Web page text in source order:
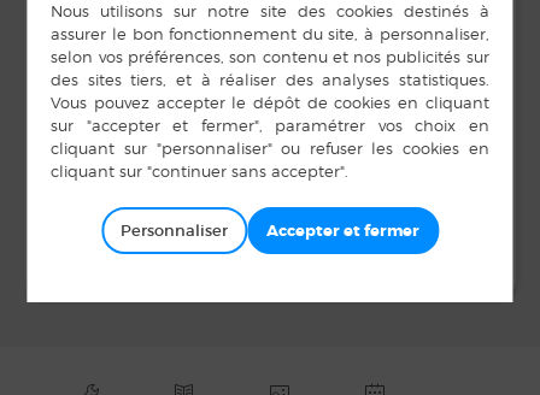
Début :
16 janvier 2020 de 16 h
00 min
Fin :
18 janvier 2020 de 17 h
00 min
Médiathèque
Espace des Fontaines
BAIS
35680
Téléphone
02 99 76 57 10
Voir Lieu site web
Bal club de l’Espérance Voeux du Maire
Personnaliser